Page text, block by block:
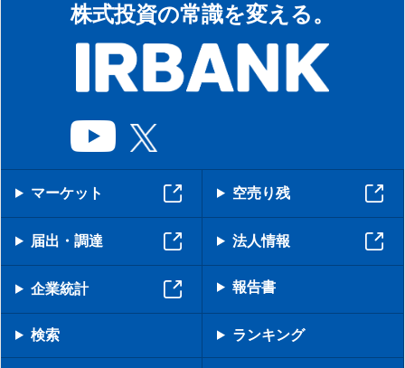
株式投資の常識を変える。
マーケット 空売り残
届出・調達 法人情報
企業統計 報告書
検索 ランキング